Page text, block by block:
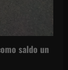
saldo un